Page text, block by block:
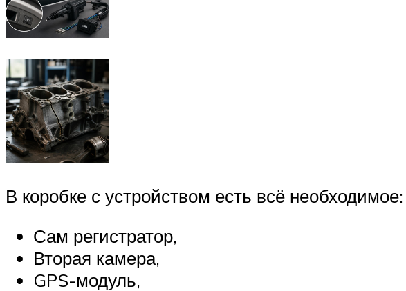
В коробке с устройством есть всё необходимое:
Сам регистратор,
Вторая камера,
GPS-модуль,